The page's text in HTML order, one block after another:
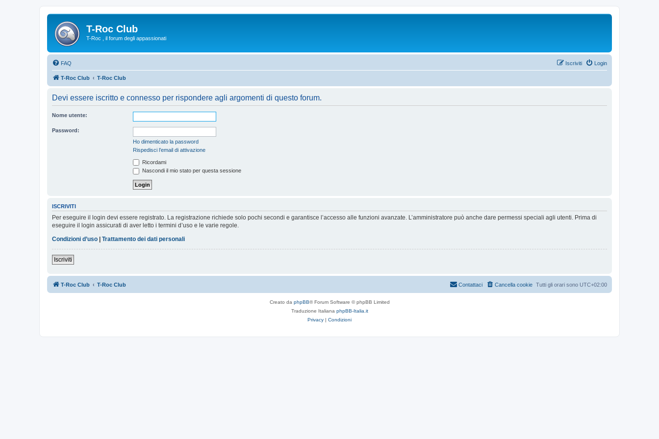
T-Roc Club
T-Roc , il forum degli appassionati
FAQ Login
Iscriviti
T-Roc Club T-Roc Club
Devi essere iscritto e connesso per rispondere agli argomenti di questo forum.
Nome utente:
Password:
Ho dimenticato la password
Rispedisci l’email di attivazione
Ricordami
Nascondi il mio stato per questa sessione
ISCRIVITI
Per eseguire il login devi essere registrato. La registrazione richiede solo pochi secondi e garantisce l’accesso alle funzioni avanzate. L’amministratore può anche dare permessi speciali agli utenti. Prima di
eseguire il login assicurati di aver letto i termini d’uso e le varie regole.
Condizioni d’uso
Trattamento dei dati personali
Iscriviti
T-Roc Club T-Roc Club Tutti gli orari sono UTC+02:00
Cancella cookie
Contattaci
Creato da phpBB® Forum Software © phpBB Limited
Traduzione Italiana phpBB-Italia.it
Privacy | Condizioni